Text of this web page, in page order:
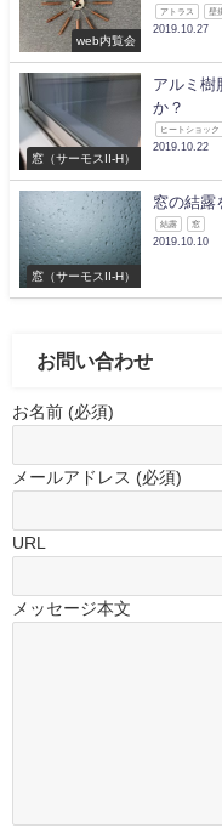
web内覧会
アトラス 壁
2019.10.27
窓（サーモスII-H）
アルミ樹
か？
ヒートショック
2019.10.22
窓（サーモスII-H）
窓の結露
結露 窓
2019.10.10
お問い合わせ
お名前 (必須)
メールアドレス (必須)
URL
メッセージ本文